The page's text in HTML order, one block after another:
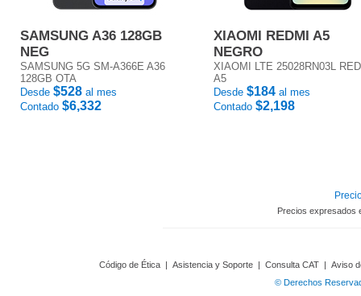
SAMSUNG A36 128GB
NEG
SAMSUNG 5G SM-A366E A36
128GB OTA
Desde $528 al mes
Contado $6,332
XIAOMI REDMI A5
NEGRO
XIAOMI LTE 25028RN03L
A5
Desde $184 al mes
Contado $2,198
Precios expresados
Código de Ética | Asistencia y Soporte | Consulta CAT | Aviso
© Derechos